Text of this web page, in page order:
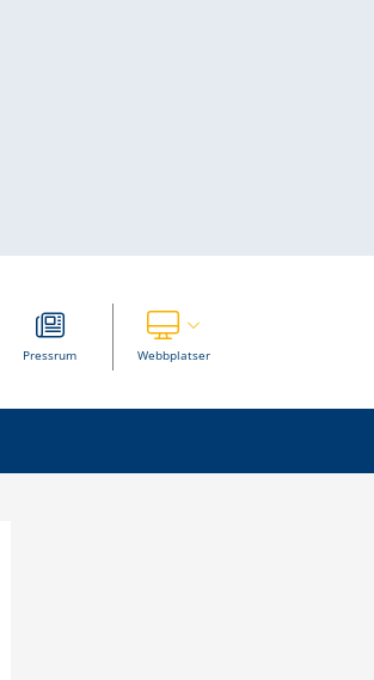
Pressrum WebbplatserVisa våra andra webbplatser